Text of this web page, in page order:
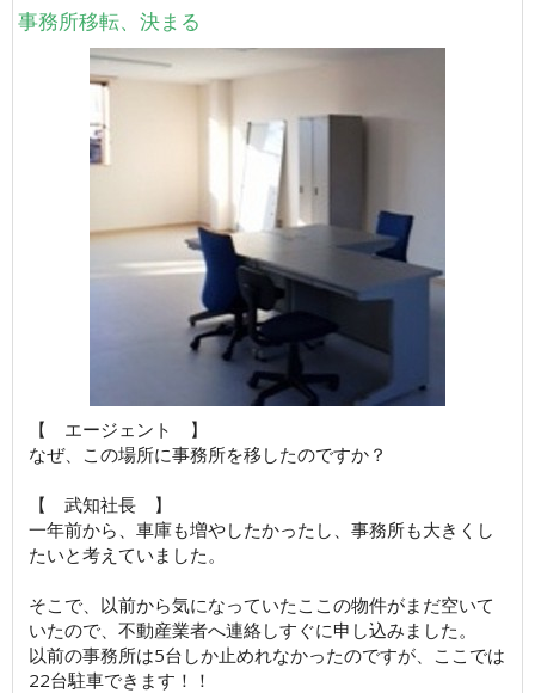
事務所移転、決まる
【 エージェント 】
なぜ、この場所に事務所を移したのですか？
【 武知社長 】
一年前から、車庫も増やしたかったし、事務所も大きくし
たいと考えていました。
そこで、以前から気になっていたここの物件がまだ空いて
いたので、不動産業者へ連絡しすぐに申し込みました。
以前の事務所は5台しか止めれなかったのですが、ここでは
22台駐車できます！！